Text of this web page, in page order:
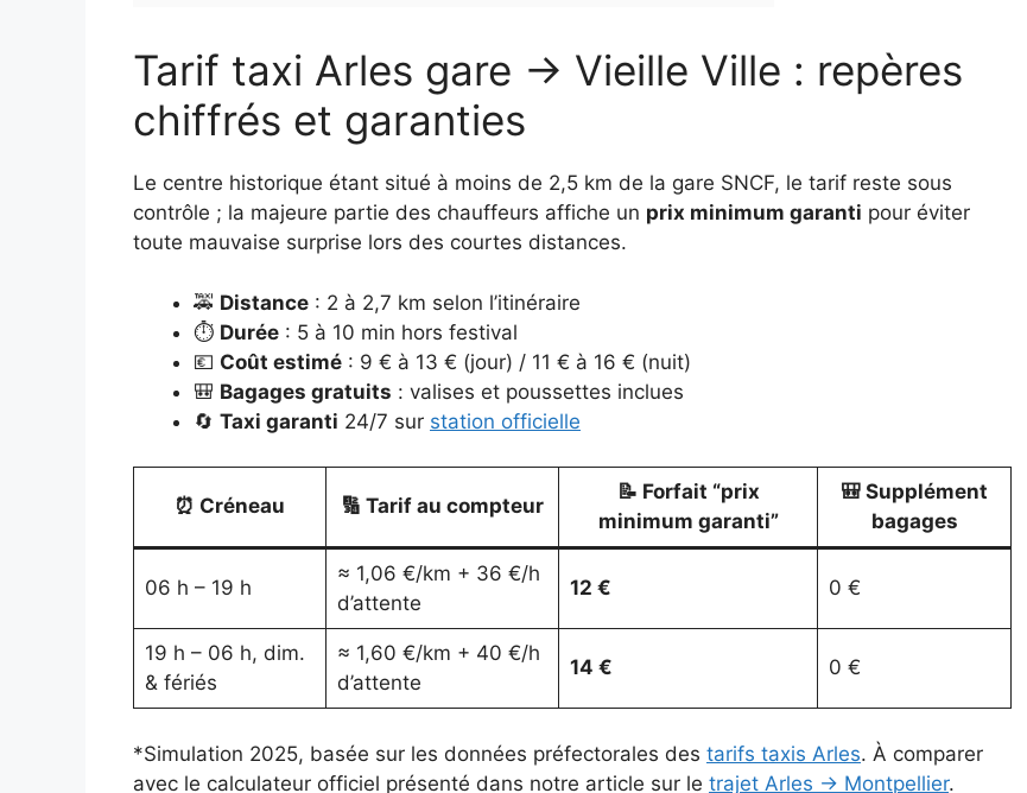
Tarif taxi Arles gare → Vieille Ville : repères
chiffrés et garanties
Le centre historique étant situé à moins de 2,5 km de la gare SNCF, le tarif reste sous
contrôle ; la majeure partie des chauffeurs affiche un prix minimum garanti pour éviter
toute mauvaise surprise lors des courtes distances.
🚕 Distance : 2 à 2,7 km selon l’itinéraire
⏱️ Durée : 5 à 10 min hors festival
💶 Coût estimé : 9 € à 13 € (jour) / 11 € à 16 € (nuit)
🎒 Bagages gratuits : valises et poussettes inclues
🔄 Taxi garanti 24/7 sur station officielle
⏰ Créneau 🔢 Tarif au compteur
📝 Forfait “prix
minimum garanti”
🎒 Supplément
bagages
06 h – 19 h
≈ 1,06 €/km + 36 €/h
d’attente
12 € 0 €
19 h – 06 h, dim.
& fériés
≈ 1,60 €/km + 40 €/h
d’attente
14 € 0 €
*Simulation 2025, basée sur les données préfectorales des tarifs taxis Arles. À comparer
avec le calculateur officiel présenté dans notre article sur le trajet Arles → Montpellier.